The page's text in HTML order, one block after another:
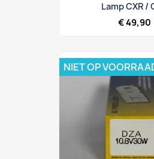
Lamp CXR /
€ 49,90
NIET OP